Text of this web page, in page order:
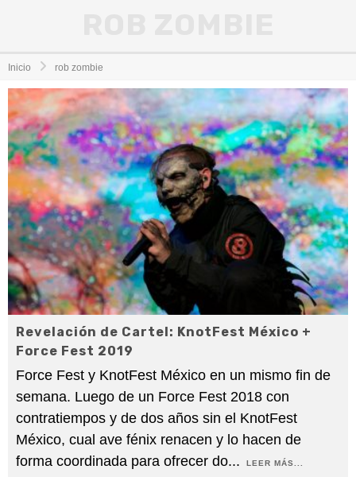
Inicio rob zombie
Revelación de Cartel: KnotFest México +
Force Fest 2019
Force Fest y KnotFest México en un mismo fin de
semana. Luego de un Force Fest 2018 con
contratiempos y de dos años sin el KnotFest
México, cual ave fénix renacen y lo hacen de
forma coordinada para ofrecer do... LEER MÁS...